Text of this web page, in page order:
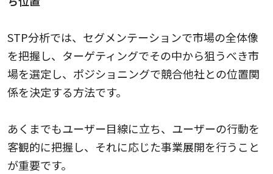
STP分析では、セグメンテーションで市場の全体像
を把握し、ターゲティングでその中から狙うべき市
場を選定し、ポジショニングで競合他社との位置関
係を決定する方法です。
あくまでもユーザー目線に立ち、ユーザーの行動を
客観的に把握し、それに応じた事業展開を行うこと
が重要です。